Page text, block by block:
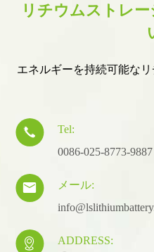
リチウムストレ
エネルギーを持続可能な

Tel:
0086-025-8773-9887

メール:
 ADDRESS: